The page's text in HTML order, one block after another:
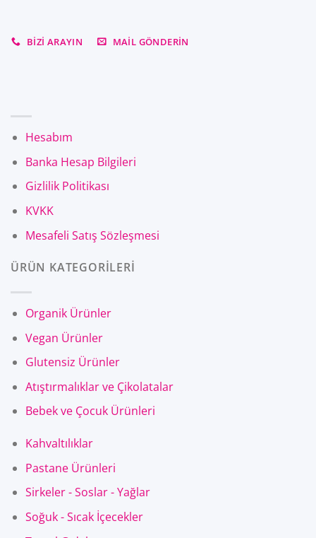
BIZI ARAYIN MAIL GÖNDERIN
Hesabım
Banka Hesap Bilgileri
Gizlilik Politikası
KVKK
Mesafeli Satış Sözleşmesi
ÜRÜN KATEGORİLERİ
Organik Ürünler
Vegan Ürünler
Glutensiz Ürünler
Atıştırmalıklar ve Çikolatalar
Bebek ve Çocuk Ürünleri
Kahvaltılıklar
Pastane Ürünleri
Sirkeler - Soslar - Yağlar
Soğuk - Sıcak İçecekler